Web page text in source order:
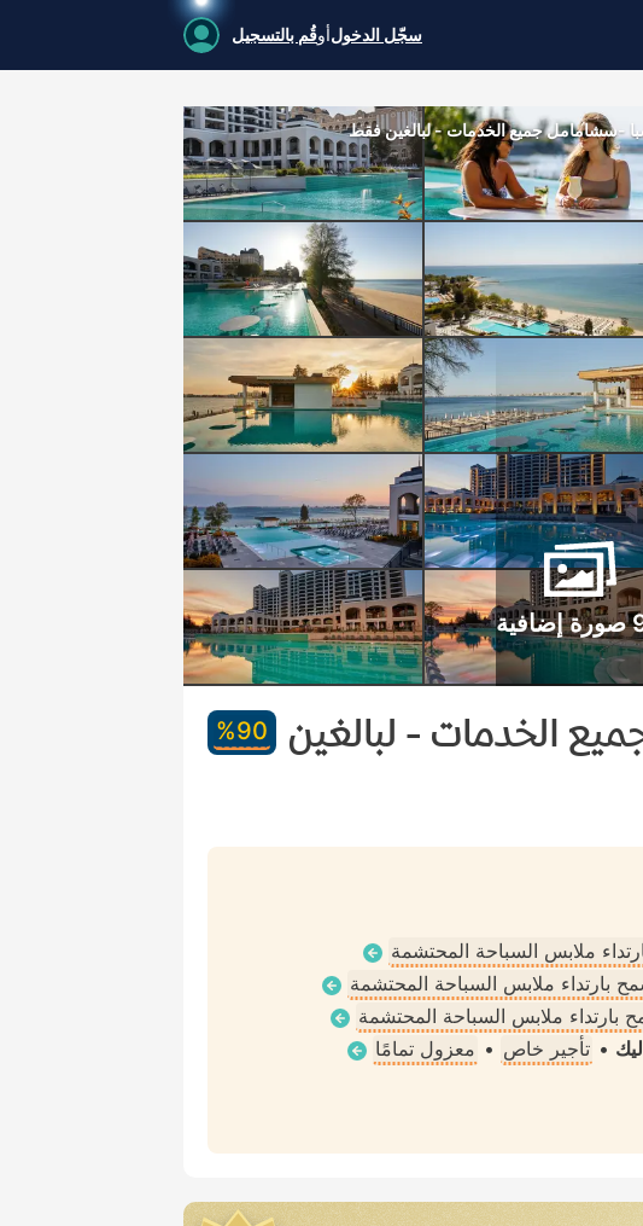
سجّل الدخولأوقُم بالتسجيل
-سشامامل جميع الخدمات - لبالغين فقط
الخدمات - لبالغين
90‏%
ملابس السباحة المحتشمة
بارتداء ملابس السباحة المحتشمة
بارتداء ملابس السباحة المحتشمة
• تأجير خاص • معزول تمامًا